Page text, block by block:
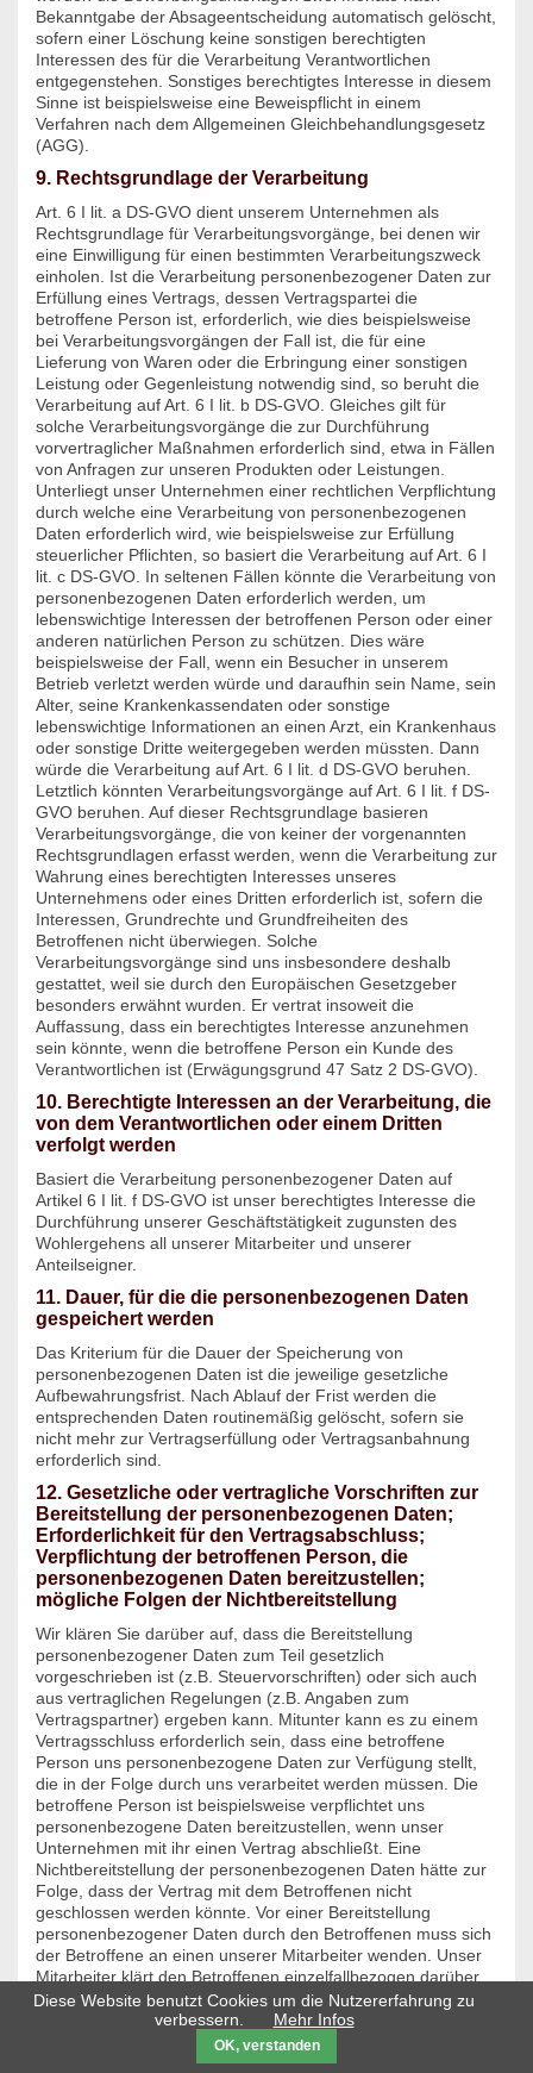
Bekanntgabe der Absageentscheidung automatisch gelöscht,
sofern einer Löschung keine sonstigen berechtigten
Interessen des für die Verarbeitung Verantwortlichen
entgegenstehen. Sonstiges berechtigtes Interesse in diesem
Sinne ist beispielsweise eine Beweispflicht in einem
Verfahren nach dem Allgemeinen Gleichbehandlungsgesetz
(AGG).
9. Rechtsgrundlage der Verarbeitung
Art. 6 I lit. a DS-GVO dient unserem Unternehmen als
Rechtsgrundlage für Verarbeitungsvorgänge, bei denen wir
eine Einwilligung für einen bestimmten Verarbeitungszweck
einholen. Ist die Verarbeitung personenbezogener Daten zur
Erfüllung eines Vertrags, dessen Vertragspartei die
betroffene Person ist, erforderlich, wie dies beispielsweise
bei Verarbeitungsvorgängen der Fall ist, die für eine
Lieferung von Waren oder die Erbringung einer sonstigen
Leistung oder Gegenleistung notwendig sind, so beruht die
Verarbeitung auf Art. 6 I lit. b DS-GVO. Gleiches gilt für
solche Verarbeitungsvorgänge die zur Durchführung
vorvertraglicher Maßnahmen erforderlich sind, etwa in Fällen
von Anfragen zur unseren Produkten oder Leistungen.
Unterliegt unser Unternehmen einer rechtlichen Verpflichtung
durch welche eine Verarbeitung von personenbezogenen
Daten erforderlich wird, wie beispielsweise zur Erfüllung
steuerlicher Pflichten, so basiert die Verarbeitung auf Art. 6 I
lit. c DS-GVO. In seltenen Fällen könnte die Verarbeitung von
personenbezogenen Daten erforderlich werden, um
lebenswichtige Interessen der betroffenen Person oder einer
anderen natürlichen Person zu schützen. Dies wäre
beispielsweise der Fall, wenn ein Besucher in unserem
Betrieb verletzt werden würde und daraufhin sein Name, sein
Alter, seine Krankenkassendaten oder sonstige
lebenswichtige Informationen an einen Arzt, ein Krankenhaus
oder sonstige Dritte weitergegeben werden müssten. Dann
würde die Verarbeitung auf Art. 6 I lit. d DS-GVO beruhen.
Letztlich könnten Verarbeitungsvorgänge auf Art. 6 I lit. f DS-
GVO beruhen. Auf dieser Rechtsgrundlage basieren
Verarbeitungsvorgänge, die von keiner der vorgenannten
Rechtsgrundlagen erfasst werden, wenn die Verarbeitung zur
Wahrung eines berechtigten Interesses unseres
Unternehmens oder eines Dritten erforderlich ist, sofern die
Interessen, Grundrechte und Grundfreiheiten des
Betroffenen nicht überwiegen. Solche
Verarbeitungsvorgänge sind uns insbesondere deshalb
gestattet, weil sie durch den Europäischen Gesetzgeber
besonders erwähnt wurden. Er vertrat insoweit die
Auffassung, dass ein berechtigtes Interesse anzunehmen
sein könnte, wenn die betroffene Person ein Kunde des
Verantwortlichen ist (Erwägungsgrund 47 Satz 2 DS-GVO).
10. Berechtigte Interessen an der Verarbeitung, die
von dem Verantwortlichen oder einem Dritten
verfolgt werden
Basiert die Verarbeitung personenbezogener Daten auf
Artikel 6 I lit. f DS-GVO ist unser berechtigtes Interesse die
Durchführung unserer Geschäftstätigkeit zugunsten des
Wohlergehens all unserer Mitarbeiter und unserer
Anteilseigner.
11. Dauer, für die die personenbezogenen Daten
gespeichert werden
Das Kriterium für die Dauer der Speicherung von
personenbezogenen Daten ist die jeweilige gesetzliche
Aufbewahrungsfrist. Nach Ablauf der Frist werden die
entsprechenden Daten routinemäßig gelöscht, sofern sie
nicht mehr zur Vertragserfüllung oder Vertragsanbahnung
erforderlich sind.
12. Gesetzliche oder vertragliche Vorschriften zur
Bereitstellung der personenbezogenen Daten;
Erforderlichkeit für den Vertragsabschluss;
Verpflichtung der betroffenen Person, die
personenbezogenen Daten bereitzustellen;
mögliche Folgen der Nichtbereitstellung
Wir klären Sie darüber auf, dass die Bereitstellung
personenbezogener Daten zum Teil gesetzlich
vorgeschrieben ist (z.B. Steuervorschriften) oder sich auch
aus vertraglichen Regelungen (z.B. Angaben zum
Vertragspartner) ergeben kann. Mitunter kann es zu einem
Vertragsschluss erforderlich sein, dass eine betroffene
Person uns personenbezogene Daten zur Verfügung stellt,
die in der Folge durch uns verarbeitet werden müssen. Die
betroffene Person ist beispielsweise verpflichtet uns
personenbezogene Daten bereitzustellen, wenn unser
Unternehmen mit ihr einen Vertrag abschließt. Eine
Nichtbereitstellung der personenbezogenen Daten hätte zur
Folge, dass der Vertrag mit dem Betroffenen nicht
geschlossen werden könnte. Vor einer Bereitstellung
personenbezogener Daten durch den Betroffenen muss sich
der Betroffene an einen unserer Mitarbeiter wenden. Unser
Mitarbeiter klärt den Betroffenen einzelfallbezogen darüber
auf, ob die Bereitstellung der personenbezogenen Daten
gesetzlich oder vertraglich vorgeschrieben oder für den
Vertragsabschluss erforderlich ist, ob eine Verpflichtung
besteht, die personenbezogenen Daten bereitzustellen, und
Diese Website benutzt Cookies um die Nutzererfahrung zu
verbessern.
Mehr Infos
OK, verstanden